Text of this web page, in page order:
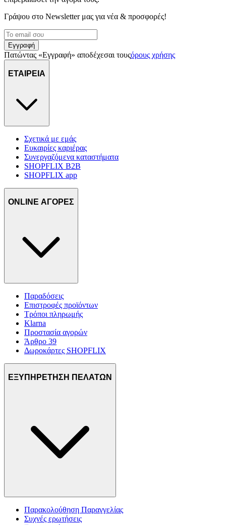
Γράψου στο Νewsletter μας για νέα & προσφορές!
Εγγραφή
Πατώντας «Εγγραφή» αποδέχεσαι τουςόρους χρήσης
ΕΤΑΙΡΕΙΑ
Σχετικά με εμάς
Ευκαιρίες καριέρας
Συνεργαζόμενα καταστήματα
SHOPFLIX B2B
SHOPFLIX app
ONLINE ΑΓΟΡΕΣ
Παραδόσεις
Επιστροφές προϊόντων
Τρόποι πληρωμής
Klarna
Προστασία αγορών
Άρθρο 39
Δωροκάρτες SHOPFLIX
ΕΞΥΠΗΡΕΤΗΣΗ ΠΕΛΑΤΩΝ
Παρακολούθηση Παραγγελίας
Συχνές ερωτήσεις